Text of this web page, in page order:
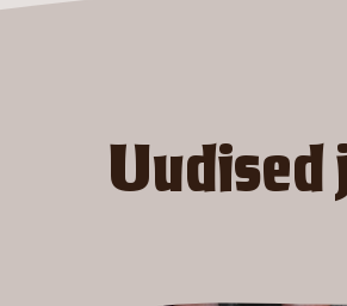
Uudised